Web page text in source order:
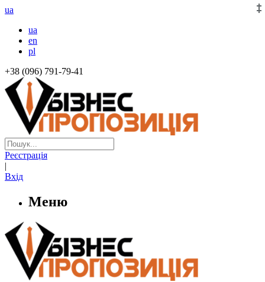
ua
ua
en
pl
+38 (096) 791-79-41
Реєстрація
|
Вхід
Меню